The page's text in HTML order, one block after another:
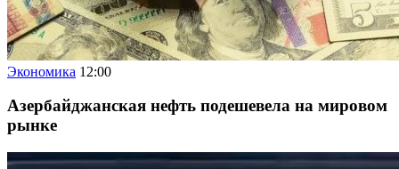
Экономика 12:00
Азербайджанская нефть подешевела на мировом
рынке